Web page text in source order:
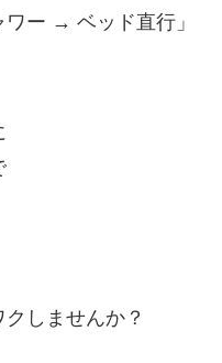
ー → ベッド直行」
しませんか？